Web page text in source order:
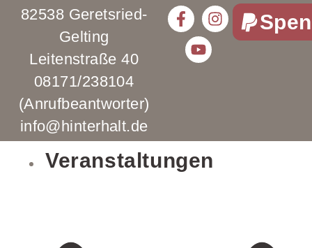
82538 Geretsried-
Gelting
Leitenstraße 40
08171/238104
(Anrufbeantworter)
info@hinterhalt.de
Veranstaltungen